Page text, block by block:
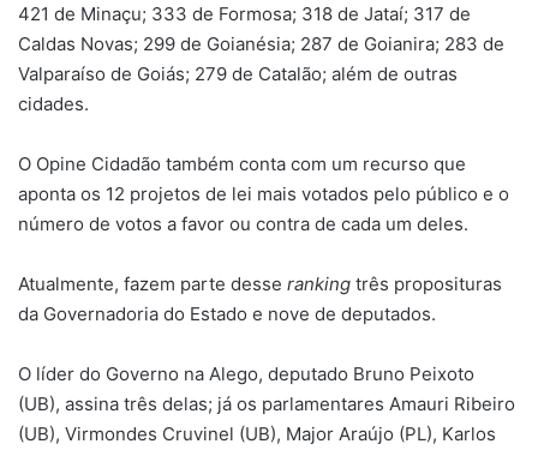
421 de Minaçu; 333 de Formosa; 318 de Jataí; 317 de
Caldas Novas; 299 de Goianésia; 287 de Goianira; 283 de
Valparaíso de Goiás; 279 de Catalão; além de outras
cidades.
O Opine Cidadão também conta com um recurso que
aponta os 12 projetos de lei mais votados pelo público e o
número de votos a favor ou contra de cada um deles.
Atualmente, fazem parte desse ranking três proposituras
da Governadoria do Estado e nove de deputados.
O líder do Governo na Alego, deputado Bruno Peixoto
(UB), assina três delas; já os parlamentares Amauri Ribeiro
(UB), Virmondes Cruvinel (UB), Major Araújo (PL), Karlos